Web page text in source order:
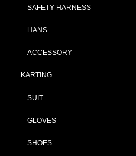
SAFETY HARNESS
HANS
ACCESSORY
KARTING
SUIT
GLOVES
SHOES